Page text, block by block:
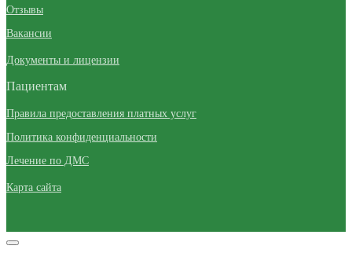
Отзывы
Вакансии
Документы и лицензии
Пациентам
Правила предоставления платных услуг
Политика конфиденциальности
Лечение по ДМС
Карта сайта